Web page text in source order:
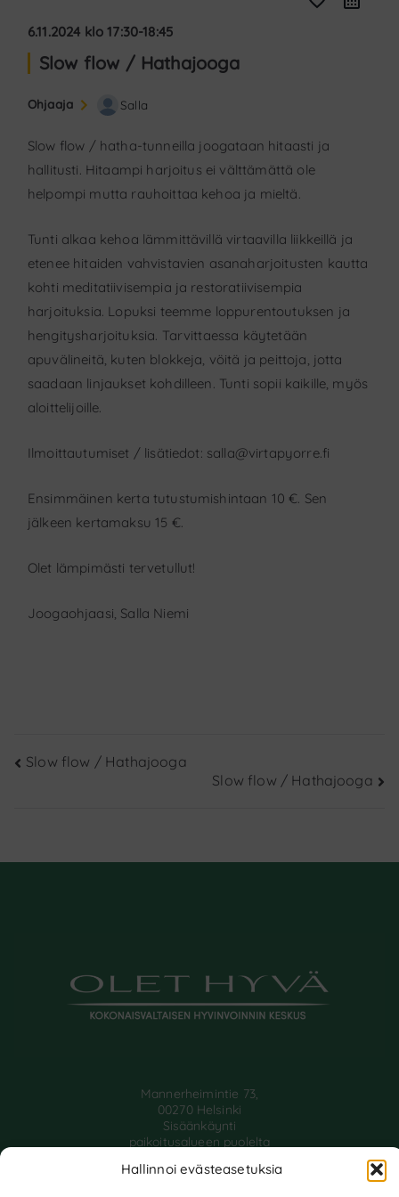
Hallinnoi evästeasetuksia
6.11.2024 klo 17:30-18:45
Slow flow / Hathajooga
Ohjaaja Salla
Slow flow / hatha-tunneilla joogataan hitaasti ja
hallitusti. Hitaampi harjoitus ei välttämättä ole
helpompi mutta rauhoittaa kehoa ja mieltä.
Tunti alkaa kehoa lämmittävillä virtaavilla liikkeillä ja
etenee hitaiden vahvistavien asanaharjoitusten kautta
kohti meditatiivisempia ja restoratiivisempia
harjoituksia. Lopuksi teemme loppurentoutuksen ja
hengitysharjoituksia. Tarvittaessa käytetään
apuvälineitä, kuten blokkeja, vöitä ja peittoja, jotta
saadaan linjaukset kohdilleen. Tunti sopii kaikille, myös
aloittelijoille.
Ilmoittautumiset / lisätiedot: salla@virtapyorre.fi
Ensimmäinen kerta tutustumishintaan 10 €. Sen
jälkeen kertamaksu 15 €.
Olet lämpimästi tervetullut!
Joogaohjaasi, Salla Niemi
Artikkelien
Slow flow / Hathajooga
Slow flow / Hathajooga
Mannerheimintie 73,
00270 Helsinki
Sisäänkäynti
paikoitusalueen puolelta